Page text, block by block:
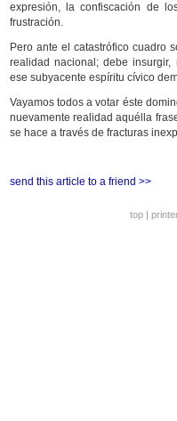
expresión, la confiscación de
frustración.
Pero ante el catastrófico cuadro
realidad nacional; debe
ese subyacente espíritu cívico
Vayamos todos a votar éste
nuevamente realidad aquélla
se hace a través de fracturas
send this article to a friend >>
top |